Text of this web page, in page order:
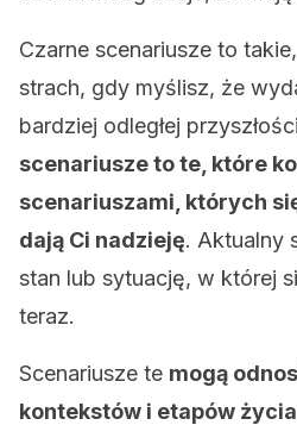
Czarne scenariusze to
strach, gdy myślisz, że
bardziej odległej
scenariusze to te, które
scenariuszami, których
dają Ci nadzieję. Aktualny
stan lub sytuację, w której
teraz.
Scenariusze te mogą
kontekstów i etapów życia